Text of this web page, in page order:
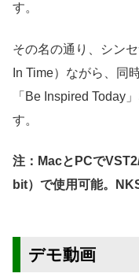
す。
その名の通り、シン
In Time）ながら、同
「Be Inspired Today
す。
注：MacとPCで
bit）で使用可能。
デモ動画